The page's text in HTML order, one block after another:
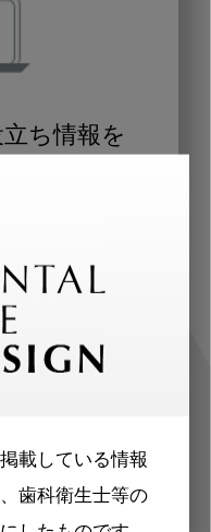
載している情報
歯科衛生士等の
ち情報を
歯科医師、歯
に合わせた内
届けします。